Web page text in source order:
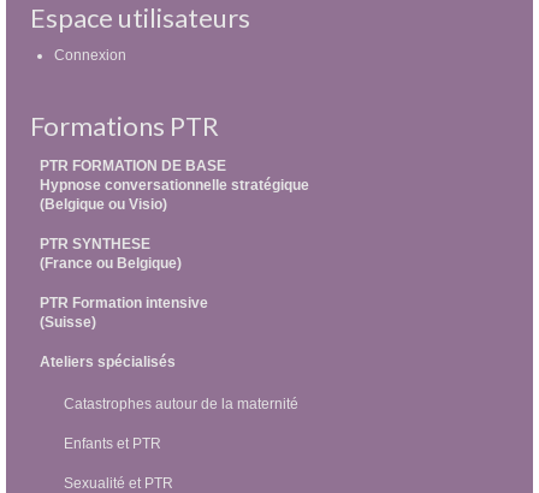
Espace utilisateurs
Connexion
Formations PTR
PTR FORMATION DE BASE
Hypnose conversationnelle stratégique
(Belgique ou Visio)
PTR SYNTHESE
(France ou Belgique)
PTR Formation intensive
(Suisse)
Ateliers spécialisés
Catastrophes autour de la maternité
Enfants et PTR
Sexualité et PTR